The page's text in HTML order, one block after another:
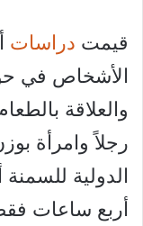
قيمت دراسات
رجلاً وامرأة
الدولية
أربع ساعات